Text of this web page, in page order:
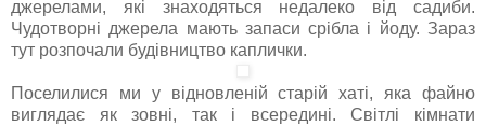
джерелами, які знаходяться недалеко від садиби.
Чудотворні джерела мають запаси срібла і йоду. Зараз
тут розпочали будівництво каплички.
Поселилися ми у відновленій старій хаті, яка файно
виглядає як зовні, так і всередині. Світлі кімнати